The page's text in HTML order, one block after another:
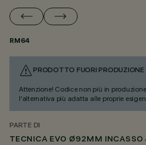
RM64
PRODOTTO FUORI PRODUZIONE
Attenzione! Codice non più in
l'alternativa più adatta alle proprie
PARTE DI
TECNICA EVO Ø92MM INCASSO